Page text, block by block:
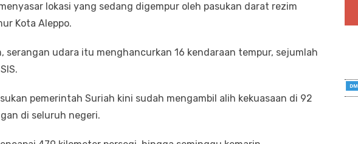
lokasi yang sedang digempur oleh pasukan darat rezim
Kota Aleppo.
serangan udara itu menghancurkan 16 kendaraan tempur, sejumlah
pemerintah Suriah kini sudah mengambil alih kekuasaan di 92
di seluruh negeri.